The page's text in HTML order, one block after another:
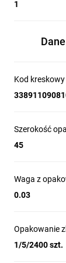
Seria
1
Kod kreskowy
Szerokość
45
Waga z
0.03
Opakowanie
1/5/2400 szt.